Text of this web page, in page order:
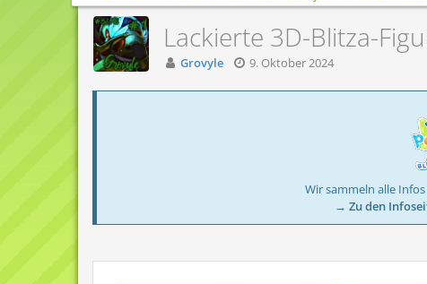
Lackierte 3D-Blitza-
Grovyle 9. Oktober 2024
Wir sammeln alle
→ Zu den